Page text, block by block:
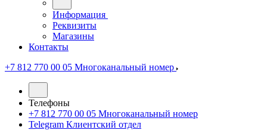
Информация
Реквизиты
Магазины
Контакты
+7 812 770 00 05 Многоканальный номер
Телефоны
+7 812 770 00 05 Многоканальный номер
Telegram Клиентский отдел